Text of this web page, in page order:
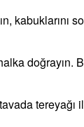
kabuklarını
doğrayın.
tereyağı